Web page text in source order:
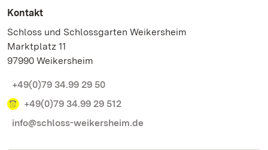
Kontakt
Schloss und Schlossgarten Weikersheim
Marktplatz 11
97990 Weikersheim
+49(0)79 34.99 29 50
+49(0)79 34.99 29 512
info@schloss-weikersheim.de